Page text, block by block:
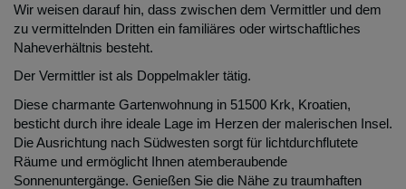
Wir weisen darauf hin, dass zwischen dem Vermittler und dem
zu vermittelnden Dritten ein familiäres oder wirtschaftliches
Naheverhältnis besteht.
Der Vermittler ist als Doppelmakler tätig.
Diese charmante Gartenwohnung in 51500 Krk, Kroatien,
besticht durch ihre ideale Lage im Herzen der malerischen Insel.
Die Ausrichtung nach Südwesten sorgt für lichtdurchflutete
Räume und ermöglicht Ihnen atemberaubende
Sonnenuntergänge. Genießen Sie die Nähe zu traumhaften